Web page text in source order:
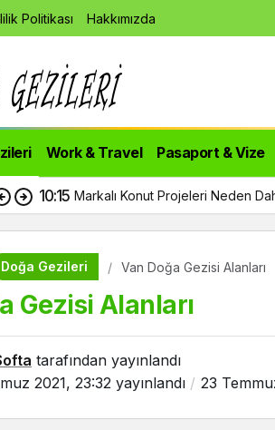
Politikası Hakkımızda
Work & Travel Pasaport & Vize
10:15 Markalı Konut Projeleri Neden
Doğa Gezileri Van Doğa Gezisi Alanları
Gezisi Alanları
tarafından yayınlandı
2021, 23:32 yayınlandı 23